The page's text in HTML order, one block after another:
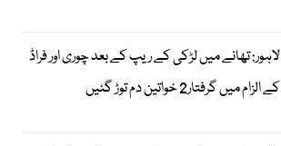
لاہور: تھانے میں لڑکی کے ریپ کے بعد چوری اور فراڈ
کے الزام میں گرفتار2 خواتین دم توڑ گئیں